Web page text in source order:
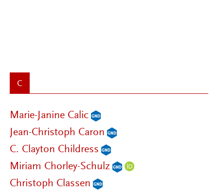
C
Marie-Janine Calic
Jean-Christoph Caron
C. Clayton Childress
Miriam Chorley-Schulz
Christoph Classen